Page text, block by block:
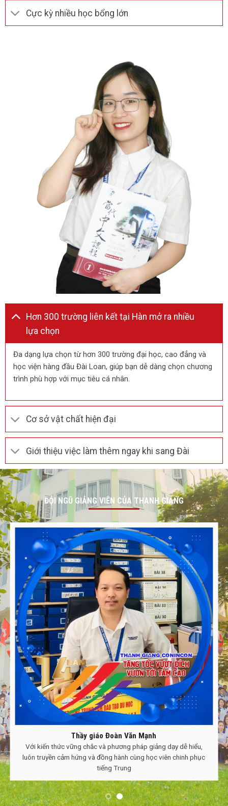
Cực kỳ nhiều học bổng lớn
Hơn 300 trường liên kết tại Hàn mở ra nhiều
lựa chọn
Đa dạng lựa chọn từ hơn 300 trường đại học, cao đẳng và
học viện hàng đầu Đài Loan, giúp bạn dễ dàng chọn chương
trình phù hợp với mục tiêu cá nhân.
Cơ sở vật chất hiện đại
Giới thiệu việc làm thêm ngay khi sang Đài
ĐỘI NGŨ GIẢNG VIÊN CỦA THANH GIANG
Thầy giáo Đoàn Văn Mạnh
Với kiến thức vững chắc và phương pháp giảng dạy dễ hiểu,
luôn truyền cảm hứng và đồng hành cùng học viên chinh phục
tiếng Trung